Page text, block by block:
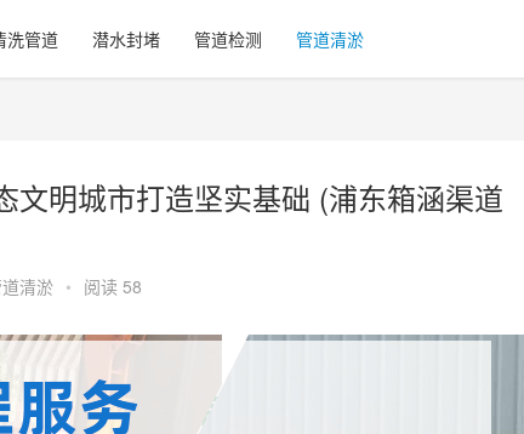
洗管道 潜水封堵 管道检测 管道清淤
文明城市打造坚实基础 (浦东箱涵渠道
清淤 • 阅读 58